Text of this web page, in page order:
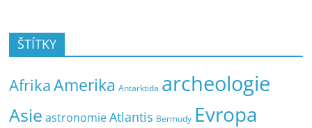
ŠTÍTKY
AfrikaAmerika Antarktida archeologie
Asie astronomie Atlantis Bermudy Evropa